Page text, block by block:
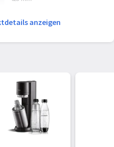
anzeigen